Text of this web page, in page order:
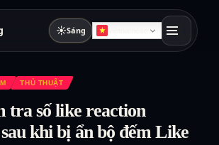
☀Sáng
THỦ THUẬT
tra số like reaction
khi bị ẩn bộ đếm Like